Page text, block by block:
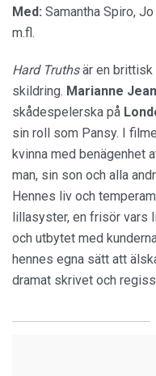
Med: Samantha Spiro,
m.fl.
Hard Truthsär en brittisk
skildring. Marianne
skådespelerska på
sin roll som Pansy. I
kvinna med benägenhet
man, sin son och alla
Hennes liv och
lillasyster, en frisör vars
och utbytet med
hennes egna sätt att
dramat skrivet och